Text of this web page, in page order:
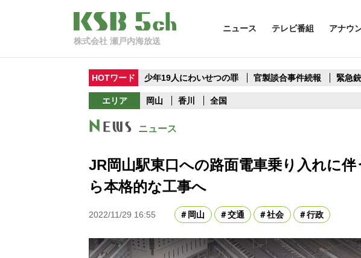
株式会社 瀬戸内海放送
ニュース テレビ番組 アナウ
HOTワード 少年19人にわいせつの罪 官製談合事件続報 緊急
エリア 岡山 香川 全国
ニュース
JR岡山駅東口への路面電車乗り入れに
ら本格的な工事へ
2022/11/29 16:55 岡山 交通 社会 行政